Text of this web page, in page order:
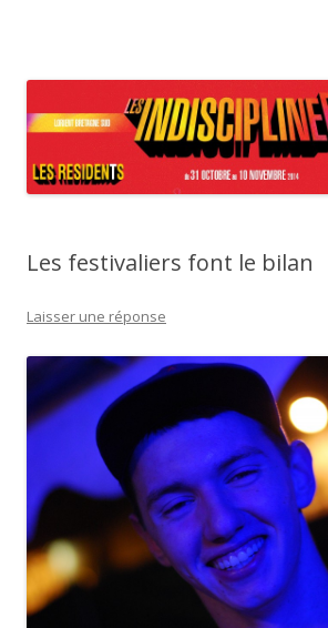
Résidents
Les festivaliers font le bilan
Laisser une réponse